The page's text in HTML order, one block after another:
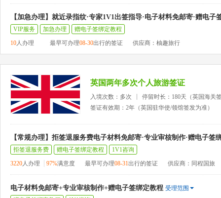
【加急办理】就近录指纹·专家1V1出签指导·电子材料免邮寄·赠电子
VIP服务 加急办理
赠电子签绑定教程
10人办理 最早可办理08-30出行的签证 供应商：柚趣旅行
英国两年多次个人旅游签证
入境次数：多次
停留时长：180天（英国海关
签证有效期：2年（英国驻华使/领馆签发为准）
【常规办理】拒签退服务费电子材料免邮寄·专业审核制作·赠电子签
拒签退服务费 赠电子签绑定教程
1V1咨询
3220人办理 97%满意度 最早可办理08-31出行的签证 供应商：同程国旅
电子材料免邮寄+专业审核制作+赠电子签绑定教程 受理范围